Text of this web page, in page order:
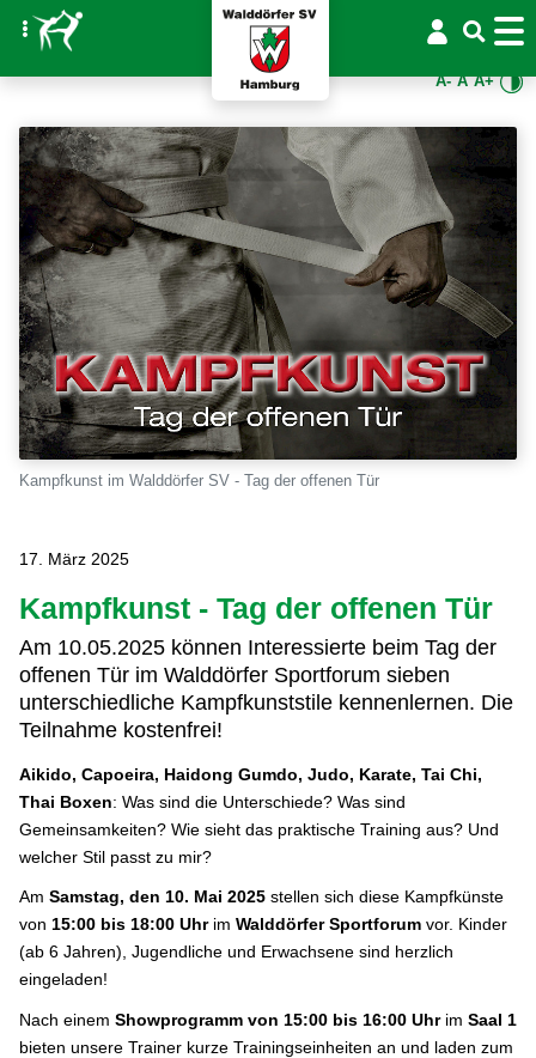
A- A A+
Kampfkunst im Walddörfer SV - Tag der offenen Tür
17. März 2025
Kampfkunst - Tag der offenen Tür
Am 10.05.2025 können Interessierte beim Tag der
offenen Tür im Walddörfer Sportforum sieben
unterschiedliche Kampfkunststile kennenlernen. Die
Teilnahme kostenfrei!
Aikido, Capoeira, Haidong Gumdo, Judo, Karate, Tai Chi,
Thai Boxen: Was sind die Unterschiede? Was sind
Gemeinsamkeiten? Wie sieht das praktische Training aus? Und
welcher Stil passt zu mir?
Am Samstag, den 10. Mai 2025 stellen sich diese Kampfkünste
von 15:00 bis 18:00 Uhrim Walddörfer Sportforum vor. Kinder
(ab 6 Jahren), Jugendliche und Erwachsene sind herzlich
eingeladen!
Nach einem Showprogramm von 15:00 bis 16:00 Uhr im Saal 1
bieten unsere Trainer kurze Trainingseinheiten an und laden zum